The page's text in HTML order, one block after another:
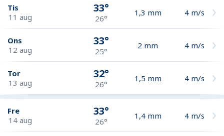
Tis
11 aug
33°
26°
1,3 mm 4 m/s
Ons
12 aug
33°
25°
2 mm 4 m/s
Tor
13 aug
32°
26°
1,5 mm 4 m/s
Fre
14 aug
33°
26°
1,4 mm 4 m/s